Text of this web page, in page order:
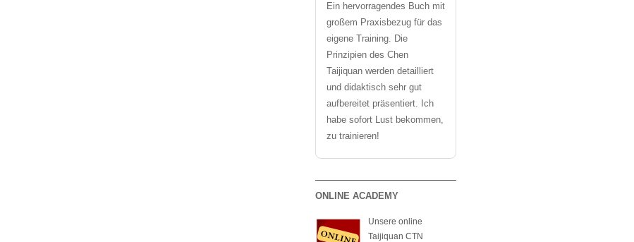
Ein hervorragendes Buch mit
großem Praxisbezug für das
eigene Training. Die
Prinzipien des Chen
Taijiquan werden detailliert
und didaktisch sehr gut
aufbereitet präsentiert. Ich
habe sofort Lust bekommen,
zu trainieren!
ONLINE ACADEMY
Unsere online
Taijiquan CTN